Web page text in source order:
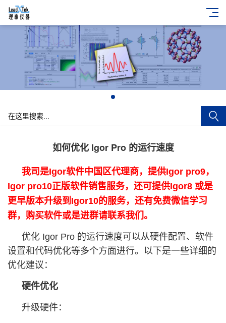
如何优化 Igor Pro 的运行速度
我司是Igor软件中国区代理商，提供Igor pro9，
Igor pro10正版软件销售服务，还可提供Igor8 或是
更早版本升级到Igor10的服务，还有免费微信学习
群，购买软件或是进群请联系我们。
优化 Igor Pro 的运行速度可以从硬件配置、软件
设置和代码优化等多个方面进行。以下是一些详细的
优化建议：
硬件优化
升级硬件：